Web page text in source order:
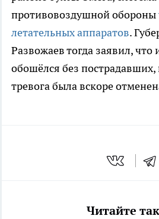
противовоздушной обороны
летательных аппаратов.
Развожаев тогда заявил, что
обошёлся без
тревога была вскоре
Читайте